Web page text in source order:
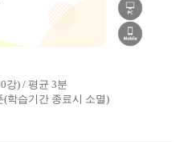
강) / 평균 3분
(학습기간 종료시 소멸)